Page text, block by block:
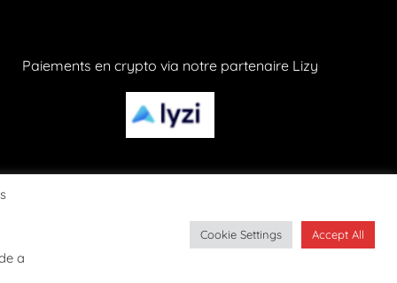
Paiements en crypto via notre partenaire Lizy
a
Cookie Settings Accept All